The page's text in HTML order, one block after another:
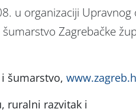
u organizaciji Upravnog
Zagrebačke
šumarstvo,
ruralni razvitak i